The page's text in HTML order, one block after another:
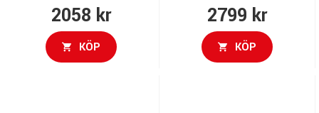
2058 kr
KÖP
2799 kr
KÖP